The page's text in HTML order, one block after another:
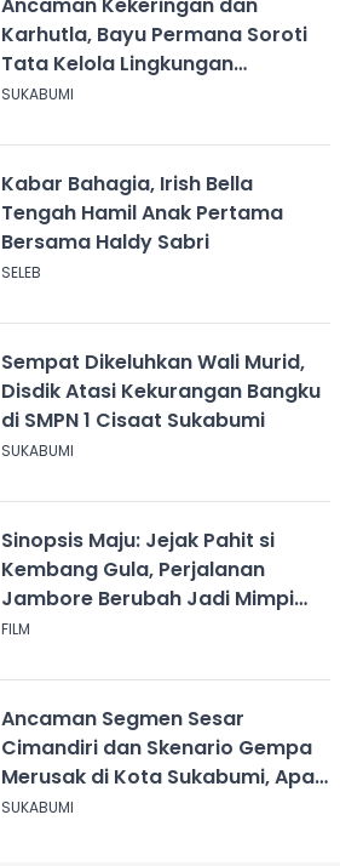
Karhutla, Bayu Permana Soroti
Tata Kelola Lingkungan
Sukabumi
SUKABUMI
Kabar Bahagia, Irish Bella
Tengah Hamil Anak Pertama
Bersama Haldy Sabri
SELEB
Sempat Dikeluhkan Wali Murid,
Disdik Atasi Kekurangan Bangku
di SMPN 1 Cisaat Sukabumi
SUKABUMI
Sinopsis Maju: Jejak Pahit si
Kembang Gula, Perjalanan
Jambore Berubah Jadi Mimpi
Buruk
FILM
Ancaman Segmen Sesar
Cimandiri dan Skenario Gempa
Merusak di Kota Sukabumi, Apa
yang Harus Dilakukan?
SUKABUMI